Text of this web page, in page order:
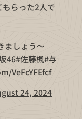
もらった2人で
しょう〜🔥
46#佐藤楓#与
VeFcYFEfcf
24, 2024